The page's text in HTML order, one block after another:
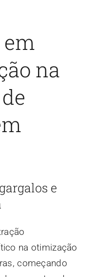
na
e
na otimização
começando